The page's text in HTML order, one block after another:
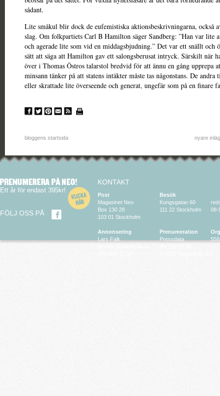
sådant.
Lite småkul blir dock de eufemistiska aktionsbeskrivningarna, också
slag. Om folkpartiets Carl B Hamilton säger Sandberg: ”Han var lite
och agerade lite som vid en middagsbjudning.” Det var ett snällt och
sätt att säga att Hamilton gav ett salongsberusat intryck. Särskilt när
över i Thomas Östros talarstol bredvid för att ännu en gång upprepa
minsann tänker på att statens intäkter måste tas någonstans. De andra
eller skrattade lite överseende och generat, ungefär som på en finare
bloggens startsida nyare
Ett år för endast 395kr!
FÖLJ OSS PÅ
KONTAKT
Post
Magasinet Neo
Box 130 28
103 01 Stockholm
Annonsering
Lars Falk
Besök
Kungsgatan 60
111 22 Stockholm
Prenumeration
Pressdata
08-